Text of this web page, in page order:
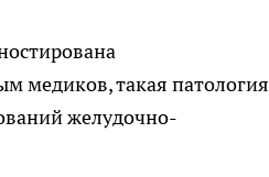
медиков, такая патология
желудочно-